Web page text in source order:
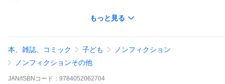
出版社名:
Gakken
シリーズ名等:やさしく読めるビジュアル伝記 ２４巻
前の日本は、いくつもの国に分かれてあらそう戦国の時代でし
もっと見る
本、雑誌、コミック 子ども
ノンフィクション
ノンフィクションその他
JAN/ISBNコード： 9784052062704